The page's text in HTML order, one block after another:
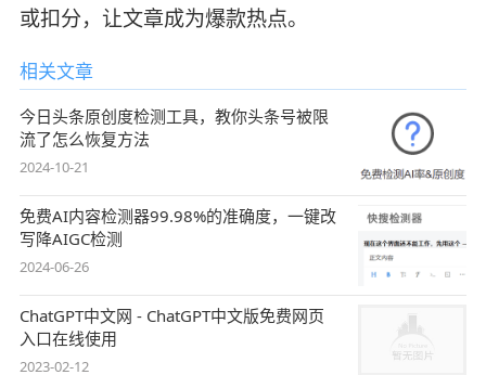
或扣分，让文章成为爆款热点。
相关文章
今日头条原创度检测工具，教你头条号被限
流了怎么恢复方法
2024-10-21
免费AI内容检测器99.98%的准确度，一键改
写降AIGC检测
2024-06-26
ChatGPT中文网 - ChatGPT中文版免费网页
入口在线使用
2023-02-12